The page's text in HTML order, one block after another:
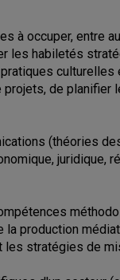
à occuper, entre
les habiletés
culturelles
de planifier
(théories
juridique,
production
stratégies de